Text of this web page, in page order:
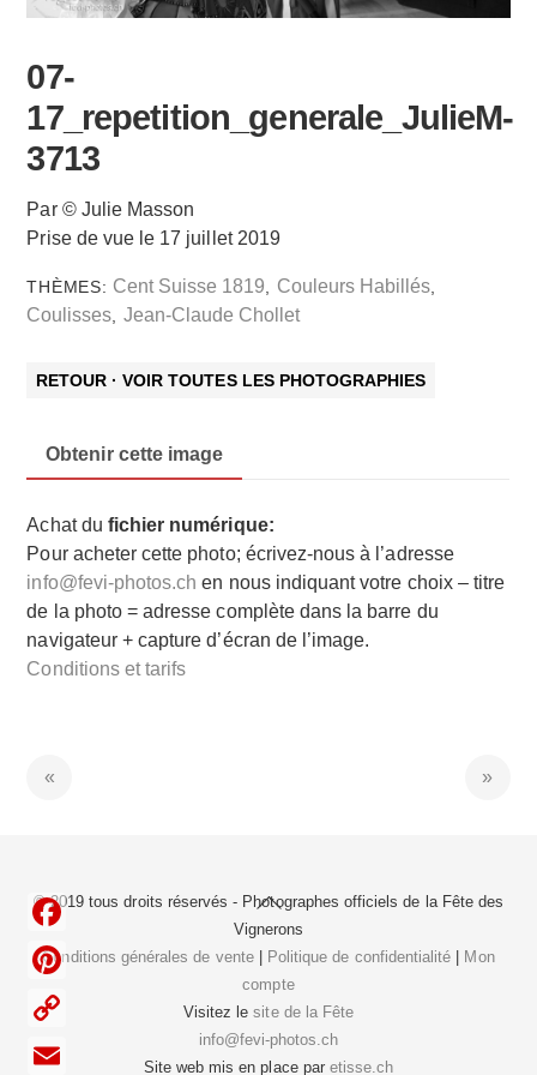
07-
17_repetition_generale_JulieM-
3713
Par © Julie Masson
Prise de vue le 17 juillet 2019
THÈMES: Cent Suisse 1819 Couleurs Habillés,
Coulisses Jean-Claude Chollet
RETOUR · VOIR TOUTES LES PHOTOGRAPHIES
Obtenir cette image
Achat du fichier numérique:
Pour acheter cette photo; écrivez-nous à l’adresse
info@fevi-photos.ch en nous indiquant votre choix – titre
de la photo = adresse complète dans la barre du
navigateur + capture d’écran de l’image.
Conditions et tarifs
Back
To
Top
© 2019 tous droits réservés - Photographes officiels de la Fête des
Vignerons
Conditions générales de vente| Politique de confidentialité
Mon
compte
Visitez lesite de la Fête
info@fevi-photos.ch
Site web mis en place par etisse.ch
F
c
e
C